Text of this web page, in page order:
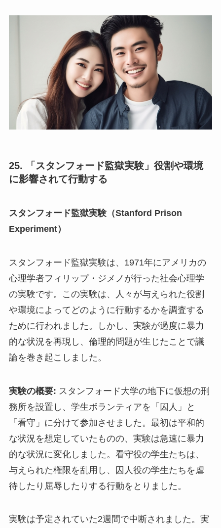
25. 「スタンフォード監獄実験」役割や環境
に影響されて行動する
スタンフォード監獄実験（Stanford Prison
Experiment）
スタンフォード監獄実験は、1971年にアメリカの
心理学者フィリップ・ジメノが行った社会心理学
の実験です。この実験は、人々が与えられた役割
や環境によってどのように行動するかを調査する
ために行われました。しかし、実験が過度に暴力
的な状況を再現し、倫理的問題が生じたことで議
論を巻き起こしました。
実験の概要: スタンフォード大学の地下に仮想の刑
務所を設置し、学生ボランティアを「囚人」と
「看守」に分けて参加させました。最初は平和的
な状況を想定していたものの、実験は急速に暴力
的な状況に変化しました。看守役の学生たちは、
与えられた権限を乱用し、囚人役の学生たちを虐
待したり屈辱したりする行動をとりました。
実験は予定されていた2週間で中断されました。実